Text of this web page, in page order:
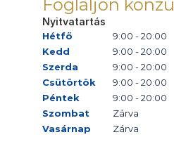
Foglaljon
Nyitvatartás
Hétfő
9:00 - 20:00
Kedd
9:00 - 20:00
Szerda
9:00 - 20:00
Csütörtök
9:00 - 20:00
Péntek
9:00 - 20:00
Szombat
Zárva
Vasárnap
Zárva